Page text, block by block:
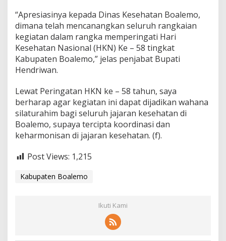
“Apresiasinya kepada Dinas Kesehatan Boalemo,
dimana telah mencanangkan seluruh rangkaian
kegiatan dalam rangka memperingati Hari
Kesehatan Nasional (HKN) Ke – 58 tingkat
Kabupaten Boalemo,” jelas penjabat Bupati
Hendriwan.
Lewat Peringatan HKN ke – 58 tahun, saya
berharap agar kegiatan ini dapat dijadikan wahana
silaturahim bagi seluruh jajaran kesehatan di
Boalemo, supaya tercipta koordinasi dan
keharmonisan di jajaran kesehatan. (f).
Post Views: 1,215
Kabupaten Boalemo
Ikuti Kami